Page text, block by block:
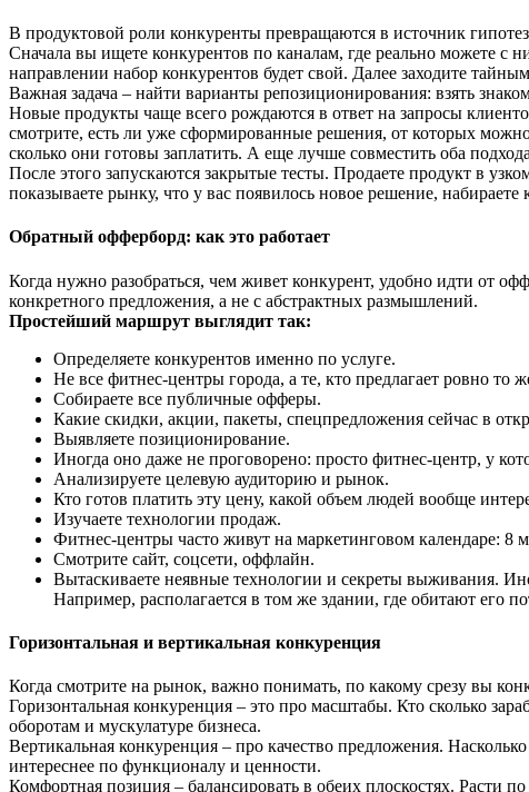
В продуктовой роли конкуренты превращаются в источник
Сначала вы ищете конкурентов по каналам, где реально можете с
направлении набор конкурентов будет свой. Далее заходите
Важная задача – найти варианты репозиционирования: взять
Новые продукты чаще всего рождаются в ответ на запросы
смотрите, есть ли уже сформированные решения, от которых
сколько они готовы заплатить. А еще лучше совместить оба
После этого запускаются закрытые тесты. Продаете продукт в
показываете рынку, что у вас появилось новое решение,
Обратный офферборд: как это работает
Когда нужно разобраться, чем живет конкурент, удобно идти от
конкретного предложения, а не с абстрактных размышлений.
Простейший маршрут выглядит так:
Определяете конкурентов именно по услуге.
Не все фитнес-центры города, а те, кто предлагает ровно
Собираете все публичные офферы.
Какие скидки, акции, пакеты, спецпредложения сейчас в
Выявляете позиционирование.
Иногда оно даже не проговорено: просто фитнес-центр, у
Анализируете целевую аудиторию и рынок.
Кто готов платить эту цену, какой объем людей вообще
Изучаете технологии продаж.
Фитнес-центры часто живут на маркетинговом календаре: 8
Смотрите сайт, соцсети, оффлайн.
Вытаскиваете неявные технологии и секреты выживания.
Например, располагается в том же здании, где обитают его
Горизонтальная и вертикальная конкуренция
Когда смотрите на рынок, важно понимать, по какому срезу вы
Горизонтальная конкуренция – это про масштабы. Кто сколько
оборотам и мускулатуре бизнеса.
Вертикальная конкуренция – про качество предложения.
интереснее по функционалу и ценности.
Комфортная позиция – балансировать в обеих плоскостях. Расти